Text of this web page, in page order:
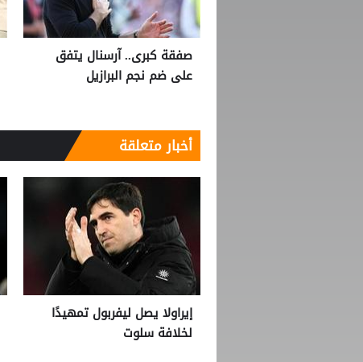
صفقة كبرى.. آرسنال يتفق
على ضم نجم البرازيل
أخبار متعلقة
إيراولا يصل ليفربول تمهيدًا
لخلافة سلوت